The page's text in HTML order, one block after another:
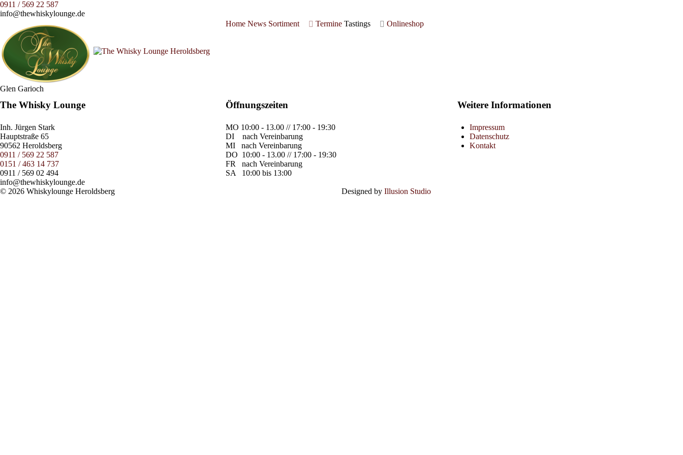
0911 / 569 22 587
info@thewhiskylounge.de
Home News Sortiment Termine Tastings Onlineshop
Glen Garioch
The Whisky Lounge
Inh. Jürgen Stark
Hauptstraße 65
90562 Heroldsberg
0911 / 569 22 587
0151 / 463 14 737
0911 / 569 02 494
info@thewhiskylounge.de
Öffnungszeiten
MO 10:00 - 13.00 // 17:00 - 19:30
DI
nach Vereinbarung
MI
nach Vereinbarung
DO 10:00 - 13.00 // 17:00 - 19:30
FR
nach Vereinbarung
SA
10:00 bis 13:00
Weitere Informationen
Impressum
Datenschutz
Kontakt
© 2026 Whiskylounge Heroldsberg Designed by Illusion Studio